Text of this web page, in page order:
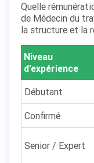
Quelle
de Médecin du
la structure et la
Niveau
d’expérience
Débutant
Confirmé
Senior / Expert